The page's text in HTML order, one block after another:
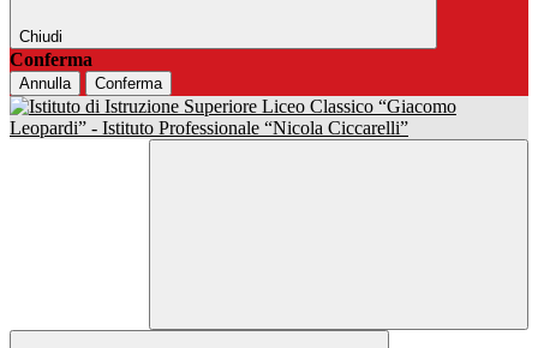
Chiudi
Conferma
Annulla Conferma